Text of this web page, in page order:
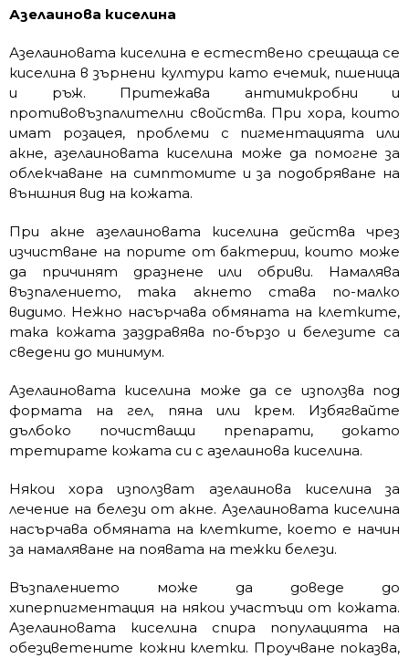
Азелаинова киселина
Азелаиновата киселина е естествено срещаща се
киселина в зърнени култури като ечемик, пшеница
и ръж. Притежава антимикробни и
противовъзпалителни свойства. При хора, които
имат розацея, проблеми с пигментацията или
акне, азелаиновата киселина може да помогне за
облекчаване на симптомите и за подобряване на
външния вид на кожата.
При акне азелаиновата киселина действа чрез
изчистване на порите от бактерии, които може
да причинят дразнене или обриви. Намалява
възпалението, така акнето става по-малко
видимо. Нежно насърчава обмяната на клетките,
така кожата заздравява по-бързо и белезите са
сведени до минимум.
Азелаиновата киселина може да се използва под
формата на гел, пяна или крем. Избягвайте
дълбоко почистващи препарати, докато
третирате кожата си с азелаинова киселина.
Някои хора използват азелаинова киселина за
лечение на белези от акне. Азелаиновата киселина
насърчава обмяната на клетките, което е начин
за намаляване на появата на тежки белези.
Възпалението може да доведе до
хиперпигментация на някои участъци от кожата.
Азелаиновата киселина спира популацията на
обезцветените кожни клетки. Проучване показва,